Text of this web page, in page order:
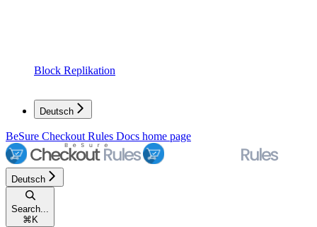
Block Replikation
Deutsch
BeSure Checkout Rules Docs home page
Deutsch
Search...
⌘ K